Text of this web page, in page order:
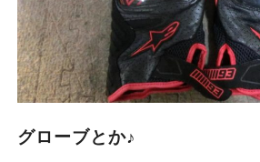
グローブとか♪